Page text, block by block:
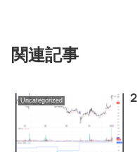
関連記事
Uncategorized